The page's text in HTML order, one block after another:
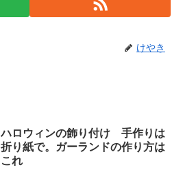
けやき
ハロウィンの飾り付け 手作りは
折り紙で。ガーランドの作り方は
これ